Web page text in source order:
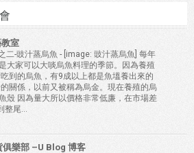
室
二-豉汁蒸烏魚 - [image: 豉汁蒸烏魚] 每年
大家可以大啖烏魚料理的季節。因為養殖
到的烏魚，有9成以上都是魚塭養出來的
關係，以前又被稱為烏金。現在養殖的烏
殼 因為量大所以價格非常低廉，在市場差
整尾...
樂部 –U Blog 博客